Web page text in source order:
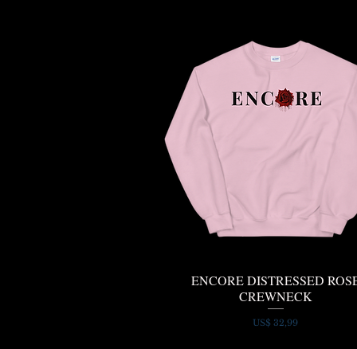
Snel overzicht
ENCORE DISTRESSED
CREWNECK
Prijs
US$ 32,99